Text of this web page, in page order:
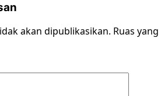
akan dipublikasikan. Ruas yang